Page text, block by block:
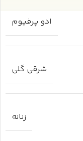
ادو پرفیوم
شرقی گلی
زنانه